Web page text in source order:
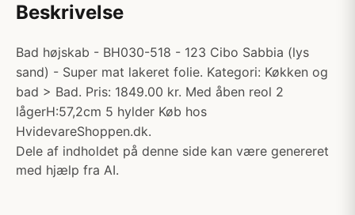
Beskrivelse
Bad højskab - BH030-518 - 123 Cibo Sabbia (lys
sand) - Super mat lakeret folie. Kategori: Køkken og
bad > Bad. Pris: 1849.00 kr. Med åben reol 2
lågerH:57,2cm 5 hylder Køb hos
HvidevareShoppen.dk.
Dele af indholdet på denne side kan være genereret
med hjælp fra AI.